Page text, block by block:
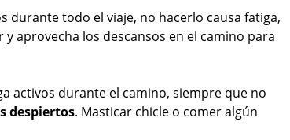
durante todo el viaje, no hacerlo causa fatiga,
y aprovecha los descansos en el camino para
activos durante el camino, siempre que no
despiertos. Masticar chicle o comer algún